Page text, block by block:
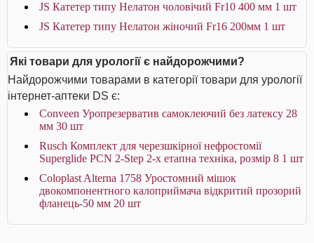
JS Катетер типу Нелатон чоловічий Fr10 400 мм 1 шт
JS Катетер типу Нелатон жіночий Fr16 200мм 1 шт
Які товари для урології є найдорожчими?
Найдорожчими товарами в категорії товари для урології
інтернет-аптеки DS є:
Conveen Уропрезерватив самоклеючий без латексу 28
мм 30 шт
Rusch Комплект для черезшкірної нефростомії
Superglide PCN 2-Step 2-х етапна техніка, розмір 8 1 шт
Coloplast Alterna 1758 Уростомний мішок
двокомпонентного калоприймача відкритий прозорий
фланець-50 мм 20 шт